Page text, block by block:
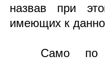
назвав при
имеющих к
Само по